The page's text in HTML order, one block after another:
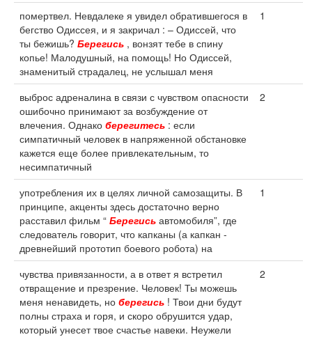
помертвел. Невдалеке я увидел обратившегося в
бегство Одиссея, и я закричал : – Одиссей, что
ты бежишь? Берегись , вонзят тебе в спину
копье! Малодушный, на помощь! Но Одиссей,
знаменитый страдалец, не услышал меня
1
выброс адреналина в связи с чувством опасности
ошибочно принимают за возбуждение от
влечения. Однако берегитесь : если
симпатичный человек в напряженной обстановке
кажется еще более привлекательным, то
несимпатичный
2
употребления их в целях личной самозащиты. В
принципе, акценты здесь достаточно верно
расставил фильм “ Берегись автомобиля”, где
следователь говорит, что капканы (а капкан -
древнейший прототип боевого робота) на
1
чувства привязанности, а в ответ я встретил
отвращение и презрение. Человек! Ты можешь
меня ненавидеть, но берегись ! Твои дни будут
полны страха и горя, и скоро обрушится удар,
который унесет твое счастье навеки. Неужели
2